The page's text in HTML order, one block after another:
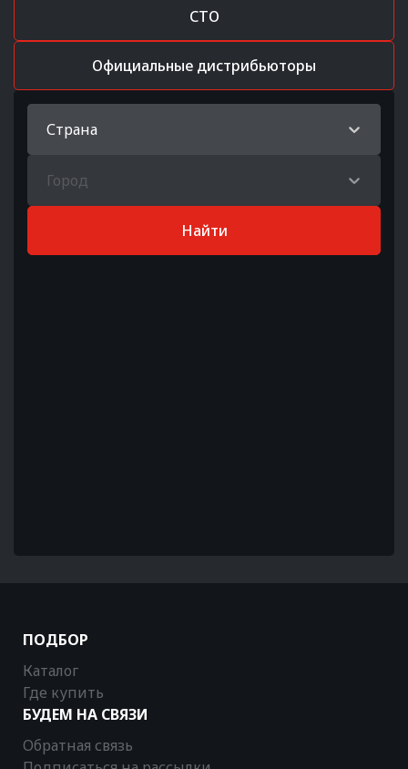
СТО
Официальные дистрибьюторы
Страна
Город
Найти
ПОДБОР
Каталог
Где купить
БУДЕМ НА СВЯЗИ
Обратная связь